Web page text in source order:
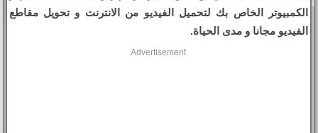
الكمبيوتر الخاص بك لتحميل الفيديو من الانترنت و تحويل مقاطع
الفيديو مجانا و مدى الحياة.
Advertisement